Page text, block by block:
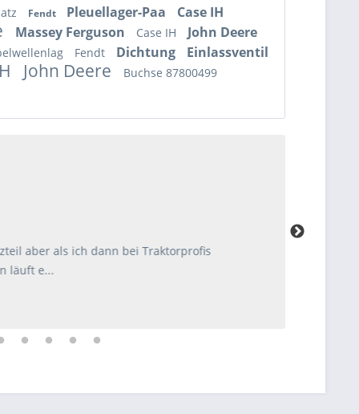
Fendt Pleuellager-Paa Case IH
Massey Ferguson Case IH John Deere
Fendt Dichtung Einlassventil
John Deere Buchse 87800499
als ich dann bei Traktorprofis
e...